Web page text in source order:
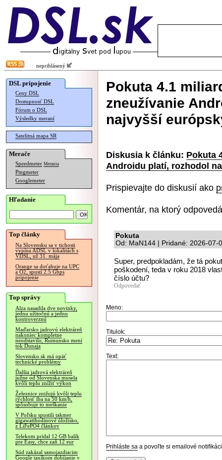
neprihlásený
DSL pripojenie
Ceny DSL
Dostupnosť DSL
Fórum o DSL
Výsledky meraní
Satelitná mapa SR
Merače
Speedmeter Merania
Pingmeter
Googlemeter
Hľadanie
Top články
Na Slovensku sa v tichosti
vypína ADSL v lokalitách s
VDSL, už 31. mája
Orange sa doťahuje na UPC
a O2, spustí 2.5 Gbps
pripojenie
Top správy
Alza nasadila dve novinky,
jednu užitočnú a jednu
kontroverznú
Maďarsko jadrovú elektráreň
nakoniec kompletne
neodstavilo, Rumunsko mení
tok Dunaja
Slovensko.sk má opäť
technické problémy
Ďalšia jadrová elektráreň
južne od Slovenska musela
kvôli teplu znížiť výkon
Železnice znižujú kvôli teplu
rýchlosť iba na 50 km/h,
spôsobuje to meškanie
V Poľsku spustili takmer
gigawatthodinové úložisko,
z LiFePO4 článkov
Telekom pridal 12 GB balík
pre Easy, chce zaň 12 eur
Súd zakázal samojazdiacim
Google taxíkom dobíjanie v
Pokuta 4.1
zneužívanie
najvyšší
Diskusia k článku: Pokuta
Androidu platí, rozhodol
Prispievajte do diskusií ako
Komentár, na ktorý
Pokuta
Od: MaN144 | Pridané: 2026-07-
Super, predpokladám, že tá
poškodení, teda v roku 2018
číslo účtu?
Odpovedať
Meno:
Titulok:
Text:
Prihláste sa a povoľte si emailové